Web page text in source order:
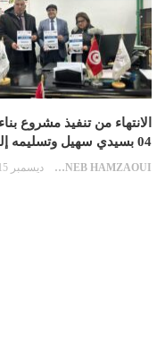
الانتهاء من تنفيذ مشروع
04 بسيدي سهيل وتسليمه إلى الإدارة…
ZAYNEB HAMZAOUI ديسمبر 15, 2025